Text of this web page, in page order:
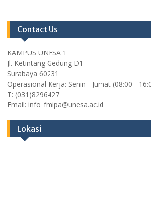
Contact Us
KAMPUS UNESA 1
Jl. Ketintang Gedung D1
Surabaya 60231
Operasional Kerja: Senin - Jumat (08:00 -
T: (031)8296427
Email: info_fmipa@unesa.ac.id
Lokasi